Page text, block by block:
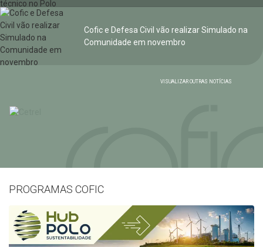
Cofic e Defesa Civil vão realizar Simulado na
Comunidade em novembro
VISUALIZAR OUTRAS NOTÍCIAS
PROGRAMAS COFIC